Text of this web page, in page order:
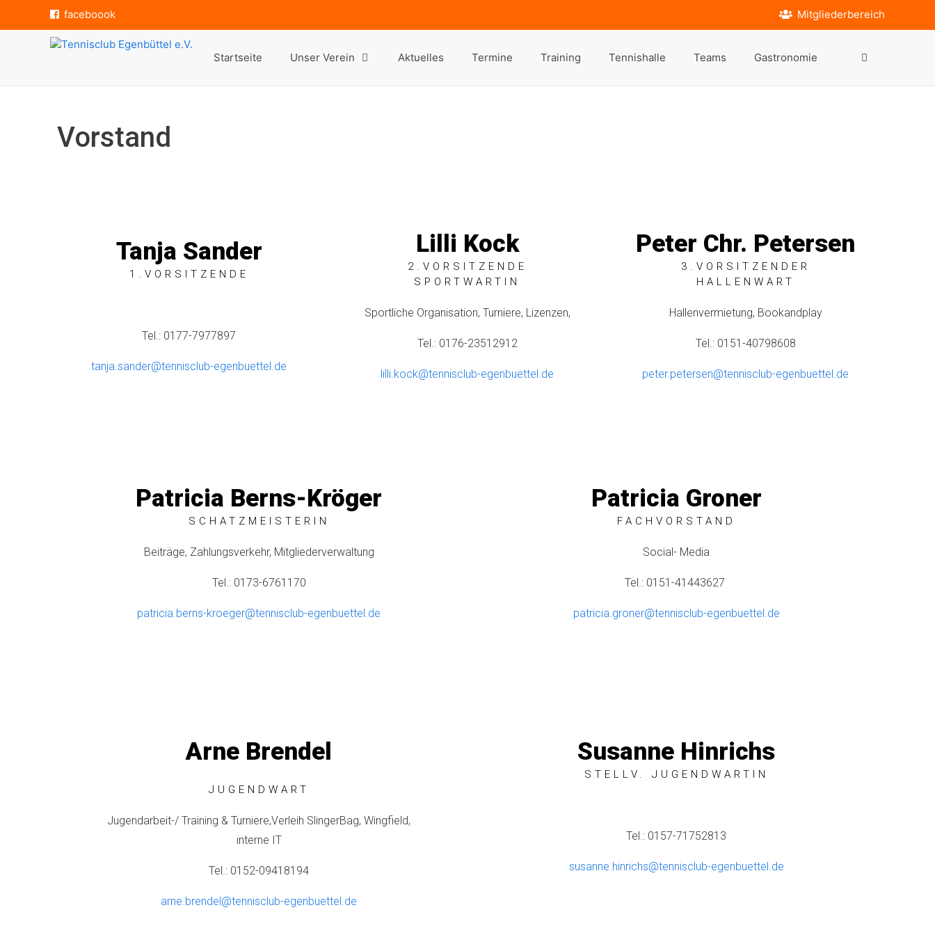
faceboook Mitgliederbereich
Startseite Unser Verein Aktuelles Termine Training Tennishalle Teams Gastronomie
Vorstand
Tanja Sander
1.VORSITZENDE
Tel.: 0177-7977897
tanja.sander@tennisclub-egenbuettel.de
Lilli Kock
2.VORSITZENDE
SPORTWARTIN
Sportliche Organisation, Turniere, Lizenzen,
Tel.: 0176-23512912
lilli.kock@tennisclub-egenbuettel.de
Peter Chr. Petersen
3.VORSITZENDER
HALLENWART
Hallenvermietung, Bookandplay
Tel.: 0151-40798608
peter.petersen@tennisclub-egenbuettel.de
Patricia Berns-Kröger
SCHATZMEISTERIN
Beiträge, Zahlungsverkehr, Mitgliederverwaltung
Tel.: 0173-6761170
patricia.berns-kroeger@tennisclub-egenbuettel.de
Patricia Groner
FACHVORSTAND
Social- Media
Tel.: 0151-41443627
patricia.groner@tennisclub-egenbuettel.de
Arne Brendel
JUGENDWART
Jugendarbeit-/ Training & Turniere,Verleih SlingerBag, Wingfield,
interne IT
Tel.: 0152-09418194
arne.brendel@tennisclub-egenbuettel.de
Susanne Hinrichs
STELLV. JUGENDWARTIN
Tel.: 0157-71752813
susanne.hinrichs@tennisclub-egenbuettel.de